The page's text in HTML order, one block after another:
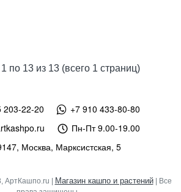
по 13 из 13 (всего 1 страниц)
203-22-20
+7 910 433-80-80
Пн-Пт 9.00-19.00
Москва, Марксистская, 5
АртКашпо.ru | Магазин кашпо и растений| Все